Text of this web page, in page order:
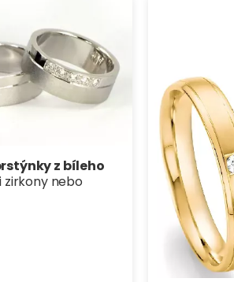
z bíleho
zirkony nebo